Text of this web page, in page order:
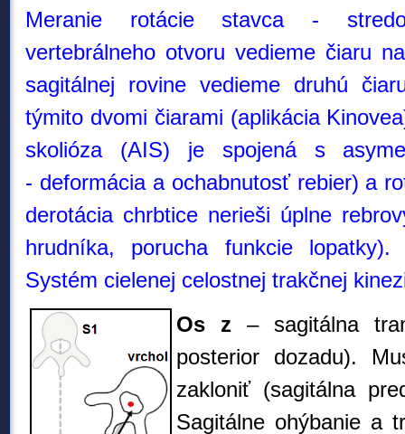
Meranie rotácie stavca -
vertebrálneho otvoru vedieme čiaru
sagitálnej rovine vedieme druhú
týmito dvomi čiarami (aplikácia
skolióza (AIS) je spojená s
- deformácia a ochabnutosť rebier) a
derotácia chrbtice nerieši úplne
hrudníka, porucha funkcie lopatky).
Systém cielenej celostnej trakčnej
Os z – sagitálna
posterior dozadu).
zakloniť (sagitálna
Sagitálne ohýbanie a